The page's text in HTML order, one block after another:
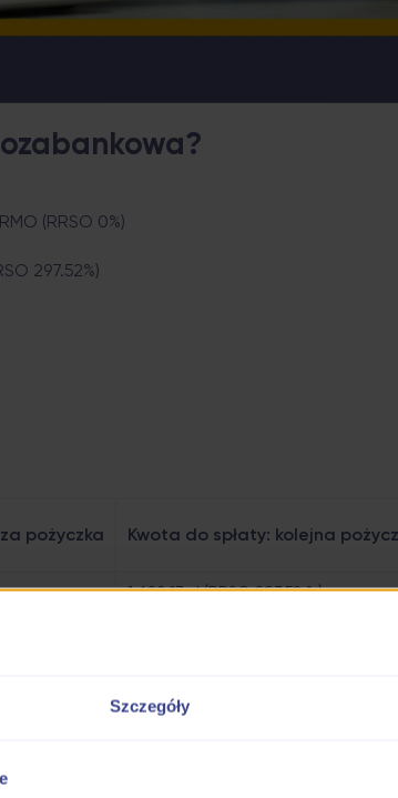
Szczegóły
(RRSO 0%)
297.52%)
pożyczka Kwota do spłaty: kolejna
1 680.17 zł (RRSO 297,52 %)
8 960.91 zł (RRSO 297,52 %)